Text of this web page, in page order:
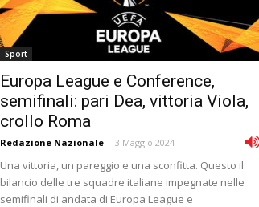
Sport
Europa League e Conference,
semifinali: pari Dea, vittoria Viola,
crollo Roma
Redazione Nazionale - 3 Maggio 2024
Una vittoria, un pareggio e una sconfitta. Questo il
bilancio delle tre squadre italiane impegnate nelle
semifinali di andata di Europa League e